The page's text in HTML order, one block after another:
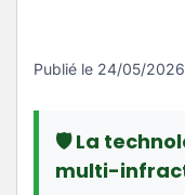
Publié le 24/05/
🛡️ La
multi-